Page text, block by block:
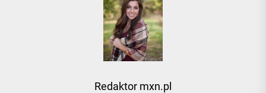
Redaktor mxn.pl